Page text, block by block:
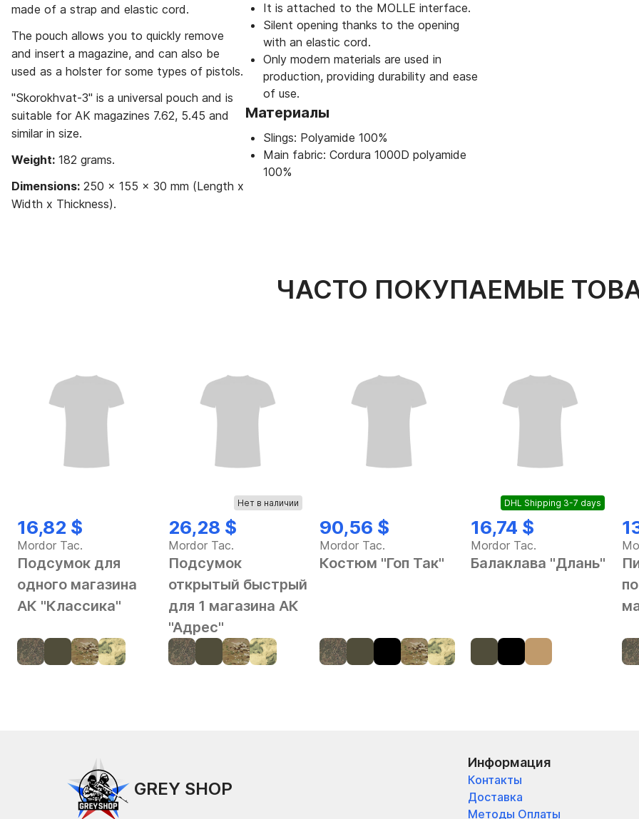
made of a strap and elastic cord.
The pouch allows you to quickly remove
and insert a magazine, and can also be
used as a holster for some types of pistols.
"Skorokhvat-3" is a universal pouch and is
suitable for AK magazines 7.62, 5.45 and
similar in size.
Weight: 182 grams.
Dimensions: 250 x 155 x 30 mm (Length x
Width x Thickness).
It is attached to the MOLLE interface.
Silent opening thanks to the opening
with an elastic cord.
Only modern materials are used in
production, providing durability and ease
of use.
Материалы
Slings: Polyamide 100%
Main fabric: Cordura 1000D polyamide
100%
ЧАСТО ПОКУПАЕМЫЕ
16,82 $
Mordor Tac.
Подсумок для
одного магазина
АК "Классика"
Нет в наличии
26,28 $
Mordor Tac.
Подсумок
открытый быстрый
для 1 магазина АК
"Адрес"
90,56 $
Mordor Tac.
Костюм "Гоп Так"
DHL Shipping 3-7 days
16,74 $
Mordor Tac.
Балаклава "Длань"
GREY SHOP
Информация
Контакты
Доставка
Методы Оплаты